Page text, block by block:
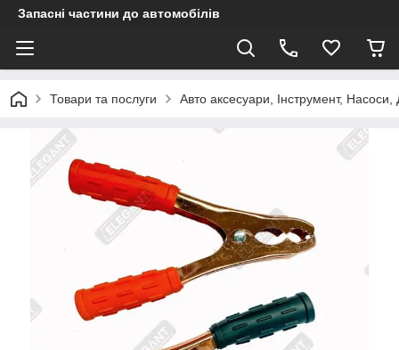
Запасні частини до автомобілів
Товари та послуги Авто аксесуари, Інструмент, Насоси,